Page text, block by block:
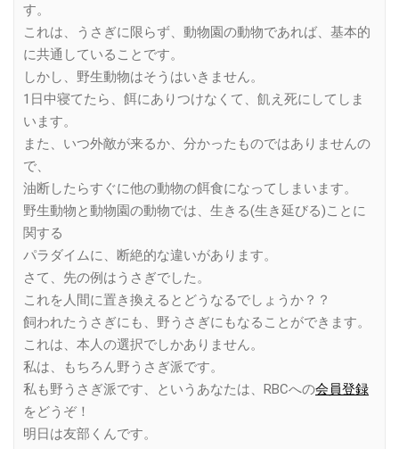
す。
これは、うさぎに限らず、動物園の動物であれば、基本的
に共通していることです。
しかし、野生動物はそうはいきません。
1日中寝てたら、餌にありつけなくて、飢え死にしてしま
います。
また、いつ外敵が来るか、分かったものではありませんの
で、
油断したらすぐに他の動物の餌食になってしまいます。
野生動物と動物園の動物では、生きる(生き延びる)ことに
関する
パラダイムに、断絶的な違いがあります。
さて、先の例はうさぎでした。
これを人間に置き換えるとどうなるでしょうか？？
飼われたうさぎにも、野うさぎにもなることができます。
これは、本人の選択でしかありません。
私は、もちろん野うさぎ派です。
私も野うさぎ派です、というあなたは、RBCへの会員登録
をどうぞ！
明日は友部くんです。